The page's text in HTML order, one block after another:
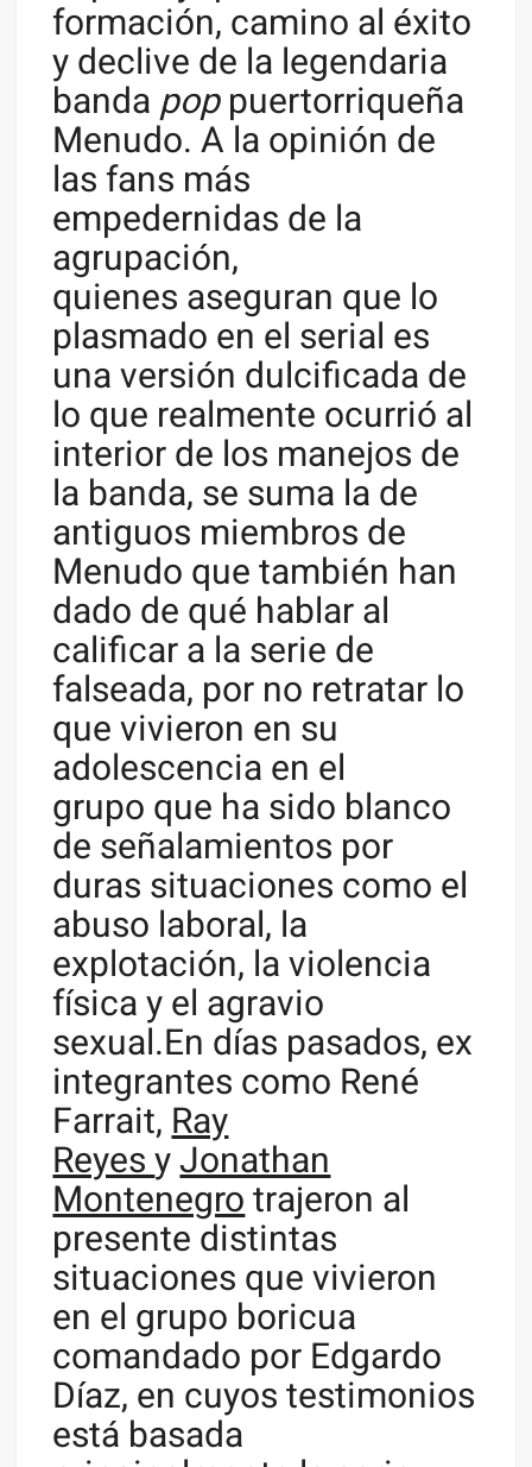
formación, camino al éxito
y declive de la legendaria
banda poppuertorriqueña
Menudo. A la opinión de
las fans más
empedernidas de la
agrupación,
quienes aseguran que lo
plasmado en el serial es
una versión dulcificada de
lo que realmente ocurrió al
interior de los manejos de
la banda, se suma la de
antiguos miembros de
Menudo que también han
dado de qué hablar al
calificar a la serie de
falseada, por no retratar lo
que vivieron en su
adolescencia en el
grupo que ha sido blanco
de señalamientos por
duras situaciones como el
abuso laboral, la
explotación, la violencia
física y el agravio
sexual.En días pasados, ex
integrantes como René
Farrait,Ray
ReyesyJonathan
Montenegrotrajeron al
presente distintas
situaciones que vivieron
en el grupo boricua
comandado por Edgardo
Díaz, en cuyos testimonios
está basada